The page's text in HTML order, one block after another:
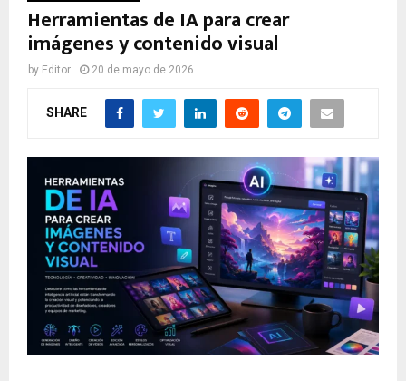
Herramientas de IA para crear
imágenes y contenido visual
by Editor 20 de mayo de 2026
SHARE